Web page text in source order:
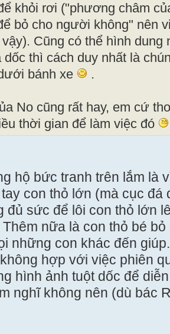
khỏi rơi ("phương châm
bỏ cho người không" nên
vậy). Cũng có thể hình
thì cách duy nhất là
bánh xe
.
No cũng rất hay, em cứ
thời gian để làm việc đó
hộ bức tranh trên lắm là
con thỏ lớn (mà cục
đủ sức để lôi con thỏ lớn
nữa là con thỏ bé
những con khác đến
hợp với việc phiên
hình ảnh tuột dốc để
nghĩ không nên (dù bác